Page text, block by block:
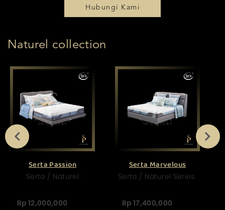
Hubungi Kami
Naturel collection
Serta Passion
Serta / Naturel
Rp 12,000,000
Serta Marvelous
Serta / Naturel Series
Rp 17,400,000